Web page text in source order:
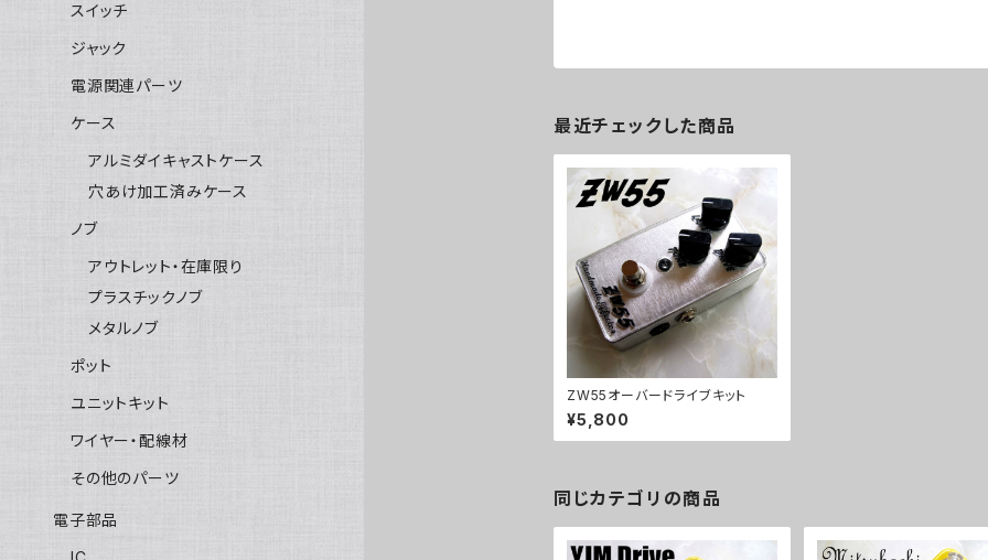
最近チェックした商品
ZW55オーバードライブキット
¥5,800
同じカテゴリの商品
スイッチ
ジャック
電源関連パーツ
ケース
アルミダイキャストケース
穴あけ加工済みケース
ノブ
アウトレット・在庫限り
プラスチックノブ
メタルノブ
ポット
ユニットキット
ワイヤー・配線材
その他のパーツ
電子部品